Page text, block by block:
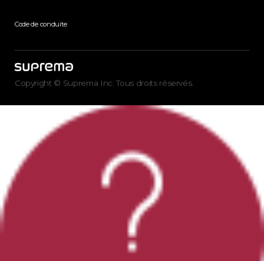
Code de conduite
Copyright © Suprema Inc. Tous droits réservés.